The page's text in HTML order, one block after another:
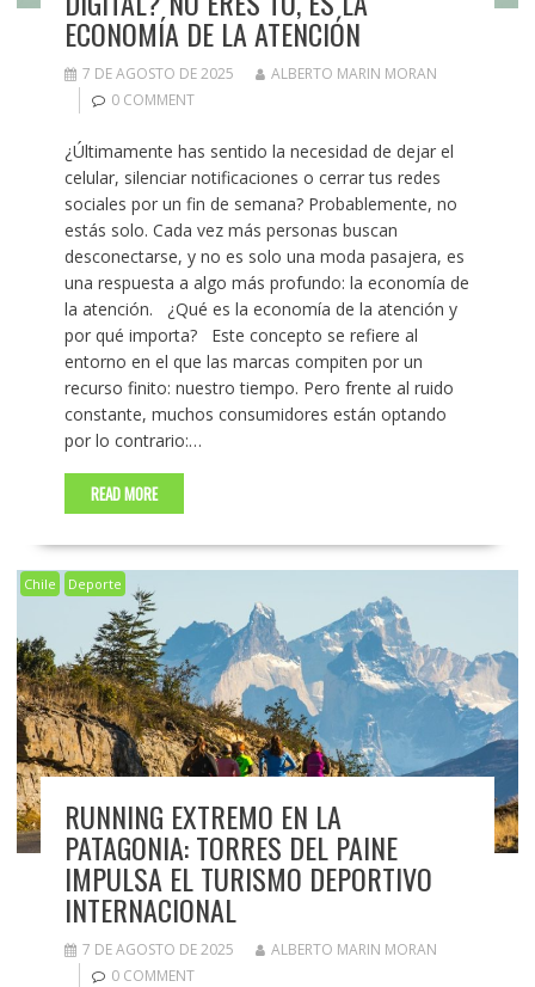
ECONOMÍA DE LA ATENCIÓN
7 DE AGOSTO DE 2025
ALBERTO MARIN MORAN
0 COMMENT
¿Últimamente has sentido la necesidad de dejar el
celular, silenciar notificaciones o cerrar tus redes
sociales por un fin de semana? Probablemente, no
estás solo. Cada vez más personas buscan
desconectarse, y no es solo una moda pasajera, es
una respuesta a algo más profundo: la economía de
la atención. ​ ¿Qué es la economía de la atención y
por qué importa? ​ Este concepto se refiere al
entorno en el que las marcas compiten por un
recurso finito: nuestro tiempo. Pero frente al ruido
constante, muchos consumidores están optando
por lo contrario:…
READ MORE
Chile Deporte
RUNNING EXTREMO EN LA
PATAGONIA: TORRES DEL PAINE
IMPULSA EL TURISMO DEPORTIVO
INTERNACIONAL
7 DE AGOSTO DE 2025
ALBERTO MARIN MORAN
0 COMMENT